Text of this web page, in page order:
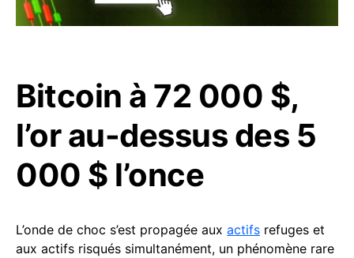
Bitcoin à 72 000 $,
l’or au-dessus des 5
000 $ l’once
L’onde de choc s’est propagée aux actifs refuges et
aux actifs risqués simultanément, un phénomène rare